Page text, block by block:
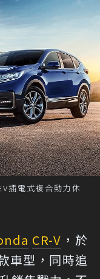
插電式複合動力休
CR-V ，於
車型，同時追